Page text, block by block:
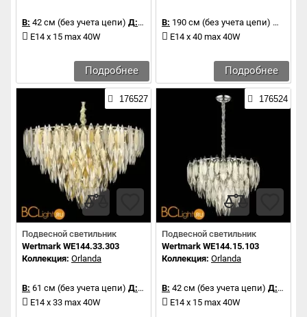
В: 42 см (без учета цепи) Д:60 см
E14 x 15 max 40W
Подробнее
В: 190 см (без учета цепи) Д:
E14 x 40 max 40W
Подробнее
176527
Подвесной светильник
Wertmark WE144.33.303
Коллекция: Orlanda
В: 61 см (без учета цепи) Д:95 см
E14 x 33 max 40W
176524
Подвесной светильник
Wertmark WE144.15.103
Коллекция: Orlanda
В: 42 см (без учета цепи) Д:60 см
E14 x 15 max 40W